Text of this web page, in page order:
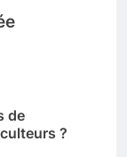
de
?